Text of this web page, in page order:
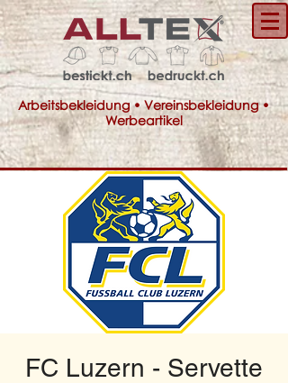
Arbeitsbekleidung • Vereinsbekleidung •
Werbeartikel
FC Luzern - Servette